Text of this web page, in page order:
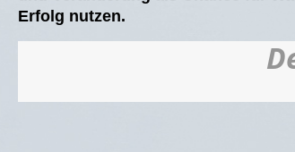
Erfolg nutzen.